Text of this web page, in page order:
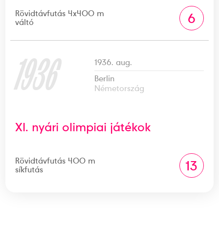
Rövidtávfutás 4x400 m
váltó
6
1936
1936. aug.
Berlin
Németország
XI. nyári olimpiai játékok
Rövidtávfutás 400 m
síkfutás
13